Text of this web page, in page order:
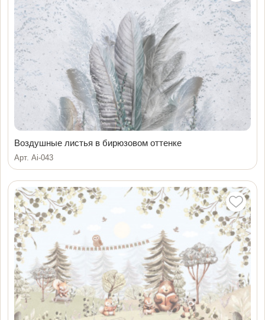
Воздушные листья в бирюзовом оттенке
Арт. Ai-043